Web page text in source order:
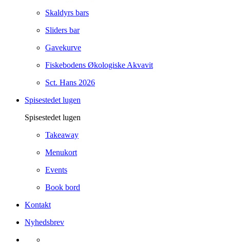
Skaldyrs bars
Sliders bar
Gavekurve
Fiskebodens Økologiske Akvavit
Sct. Hans 2026
Spisestedet lugen
Spisestedet lugen
Takeaway
Menukort
Events
Book bord
Kontakt
Nyhedsbrev